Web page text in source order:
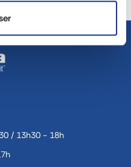
/ 13h30 - 18h